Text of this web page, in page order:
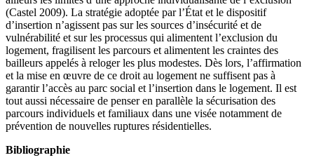
(Castel 2009). La stratégie adoptée par l’État et le dispositif
d’insertion n’agissent pas sur les sources d’insécurité et de
vulnérabilité et sur les processus qui alimentent l’exclusion du
logement, fragilisent les parcours et alimentent les craintes des
bailleurs appelés à reloger les plus modestes. Dès lors, l’affirmation
et la mise en œuvre de ce droit au logement ne suffisent pas à
garantir l’accès au parc social et l’insertion dans le logement. Il est
tout aussi nécessaire de penser en parallèle la sécurisation des
parcours individuels et familiaux dans une visée notamment de
prévention de nouvelles ruptures résidentielles.
Bibliographie